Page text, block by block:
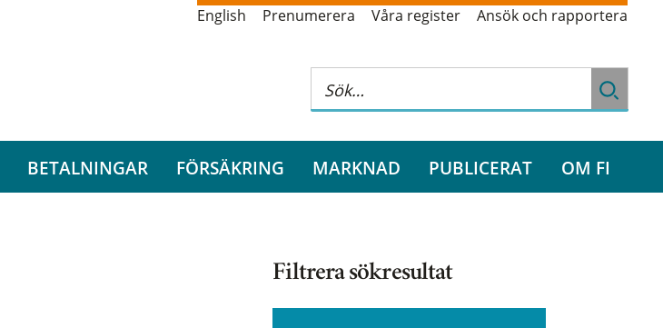
English Prenumerera Våra register Ansök och rapportera
BETALNINGAR FÖRSÄKRING MARKNAD PUBLICERAT OM FI
Filtrera sökresultat